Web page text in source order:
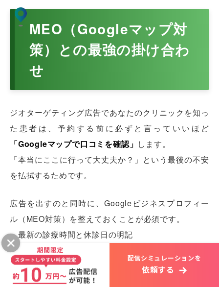
MEO（Googleマップ対
策）との最強の掛け合わ
せ
ジオターゲティング広告であなたのクリニックを知っ
た患者は、予約する前に必ずと言っていいほど
「Googleマップで口コミを確認」 します。
「本当にここに行って大丈夫か？」という最後の不安
を払拭するためです。
広告を出すのと同時に、Googleビジネスプロフィー
ル（MEO対策）を整えておくことが必須です。
・最新の診療時間と休診日の明記
・清潔感のある待合室や最新機器の写真の掲載
・患者さんからのポジティブな口コミを集め、ネガテ
ィブな口コミにも誠実に返信する
配信シミュレーションを
依頼する